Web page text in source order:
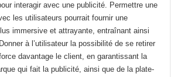
interagir avec une publicité. Permettre une
les utilisateurs pourrait fournir une
immersive et attrayante, entraînant ainsi
à l’utilisateur la possibilité de se retirer
davantage le client, en garantissant la
qui fait la publicité, ainsi que de la plate-